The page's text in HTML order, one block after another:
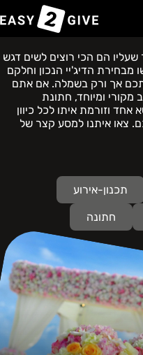
באשראי
הגעה
אירוע
הגעה
חתונת
הם הכי רוצים לשים דגש
הדיג'יי הנכון וחלקם
אך ורק בשמלה. אם אתם
מקורי ומיוחד, חתונת
וזורמת איתו לכל כיוון
צאו איתנו למסע קצר של
תכנון-אירוע
חתונה